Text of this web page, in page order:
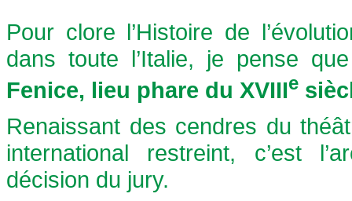
Pour clore l’Histoire de
dans toute l’Italie, je pense
Fenice, lieu phare du XVIIIe
Renaissant des cendres du
international restreint, c’est
décision du jury.